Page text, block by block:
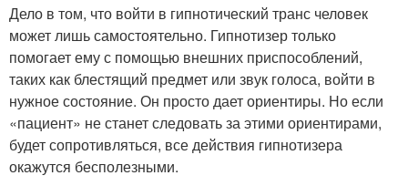
Дело в том, что войти в гипнотический транс человек
может лишь самостоятельно. Гипнотизер только
помогает ему с помощью внешних приспособлений,
таких как блестящий предмет или звук голоса, войти в
нужное состояние. Он просто дает ориентиры. Но если
«пациент» не станет следовать за этими ориентирами,
будет сопротивляться, все действия гипнотизера
окажутся бесполезными.